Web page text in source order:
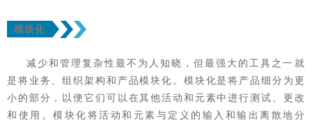
模块化
减少和管理复杂性最不为人知晓，但最强大的工具之一就
是将业务、组织架构和产品模块化。模块化是将产品细分为更
小的部分，以便它们可以在其他活动和元素中进行测试、更改
和使用。模块化将活动和元素与定义的输入和输出离散地分